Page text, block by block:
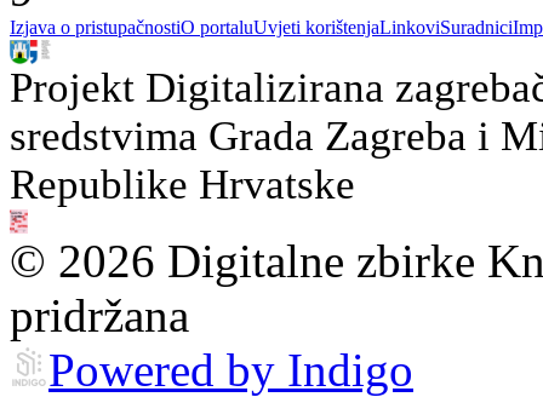
Izjava o pristupačnostiO portaluUvjeti korištenjaLinkoviSuradnici
Projekt Digitalizirana
sredstvima Grada Zagreba i
Republike Hrvatske
© 2026 Digitalne zbirke
pridržana
Powered by Indigo